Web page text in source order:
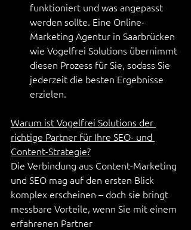
funktioniert und was angepasst
werden sollte. Eine Online-
Marketing Agentur in Saarbrücken
wie Vogelfrei Solutions übernimmt
diesen Prozess für Sie, sodass Sie
jederzeit die besten Ergebnisse
erzielen.
Warum ist Vogelfrei Solutions der
richtige Partner für Ihre SEO- und
Content-Strategie?
Die Verbindung aus Content-Marketing
und SEO mag auf den ersten Blick
komplex erscheinen – doch sie bringt
messbare Vorteile, wenn Sie mit einem
erfahrenen Partner